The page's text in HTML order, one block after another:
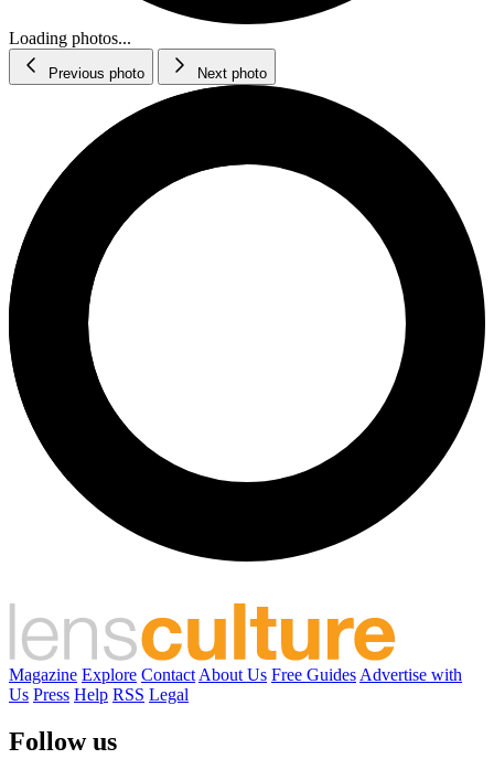
Loading photos...
Previous photo Next photo
Magazine Explore Contact About Us Free Guides Advertise with
Us Press Help RSS Legal
Follow us